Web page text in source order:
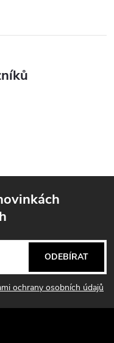
ochrany osobních údajů
ODEBÍRAT